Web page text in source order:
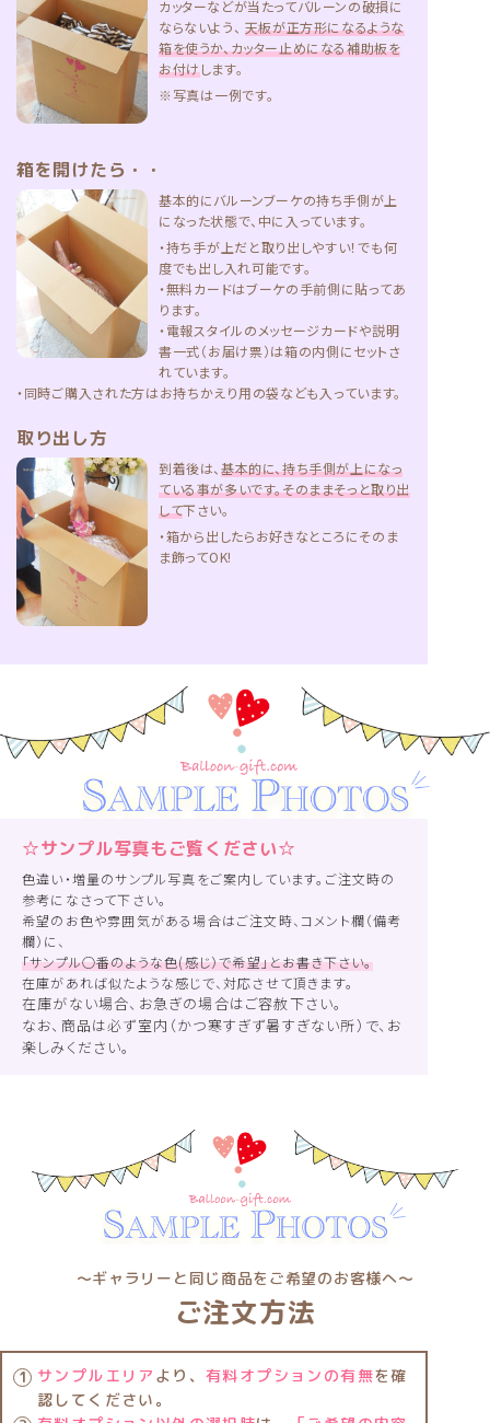
カッターなどが当たってバルーンの破損に
ならないよう、 天板が正方形になるような
箱を使うか、カッター止めになる補助板を
お付けします。
※写真は一例です。
箱を開けたら・・
基本的にバルーンブーケの持ち手側が上
になった状態で、中に入っています。
・持ち手が上だと取り出しやすい！でも何
度でも出し入れ可能です。
・無料カードはブーケの手前側に貼ってあ
ります。
・電報スタイルのメッセージカードや説明
書一式（お届け票）は箱の内側にセットさ
れています。
・同時ご購入された方はお持ちかえり用の袋なども入っています。
取り出し方
到着後は、基本的に、持ち手側が上になっ
ている事が多いです。そのままそっと取り出
して下さい。
・箱から出したらお好きなところにそのま
ま飾ってOK!
☆サンプル写真もご覧ください☆
色違い・増量のサンプル写真をご案内しています。ご注文時の
参考になさって下さい。
希望のお色や雰囲気がある場合はご注文時、コメント欄（備考
欄）に、
「サンプル○番のような色(感じ）で希望」とお書き下さい。
在庫があれば似たような感じで、対応させて頂きます。
在庫がない場合、お急ぎの場合はご容赦下さい。
なお、商品は必ず室内（かつ寒すぎず暑すぎない所）で、お
楽しみください。
〜ギャラリーと同じ商品をご希望のお客様へ〜
ご注文方法
サンプルエリア より、有料オプションの有無を確
認してください。